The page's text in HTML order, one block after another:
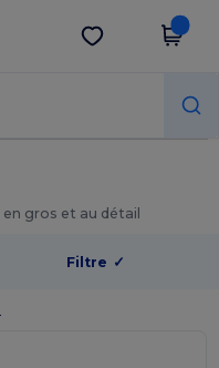
Obtenir l'appli
en gros et au détail
Filtre ✓